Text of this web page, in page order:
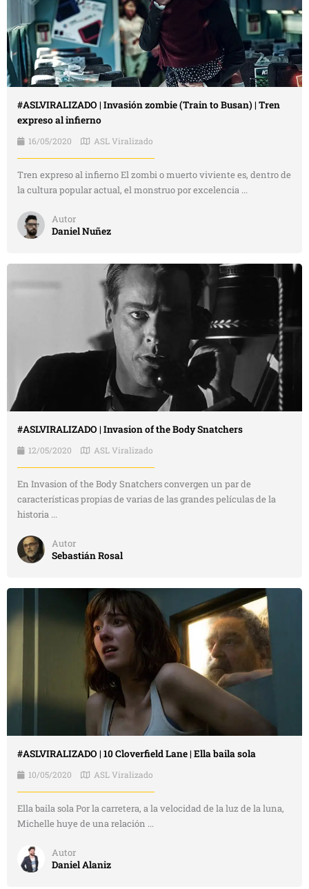
#ASLVIRALIZADO | Invasión zombie (Train to Busan) | Tren
expreso al infierno
16/05/2020 ASL Viralizado
Tren expreso al infierno El zombi o muerto viviente es, dentro de
la cultura popular actual, el monstruo por excelencia ...
Autor
Daniel Nuñez
#ASLVIRALIZADO | Invasion of the Body Snatchers
12/05/2020 ASL Viralizado
En Invasion of the Body Snatchers convergen un par de
características propias de varias de las grandes películas de la
historia ...
Autor
Sebastián Rosal
#ASLVIRALIZADO | 10 Cloverfield Lane | Ella baila sola
10/05/2020 ASL Viralizado
Ella baila sola Por la carretera, a la velocidad de la luz de la luna,
Michelle huye de una relación ...
Autor
Daniel Alaniz